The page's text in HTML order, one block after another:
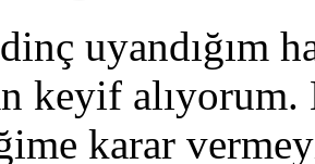
uyandığım
keyif
karar